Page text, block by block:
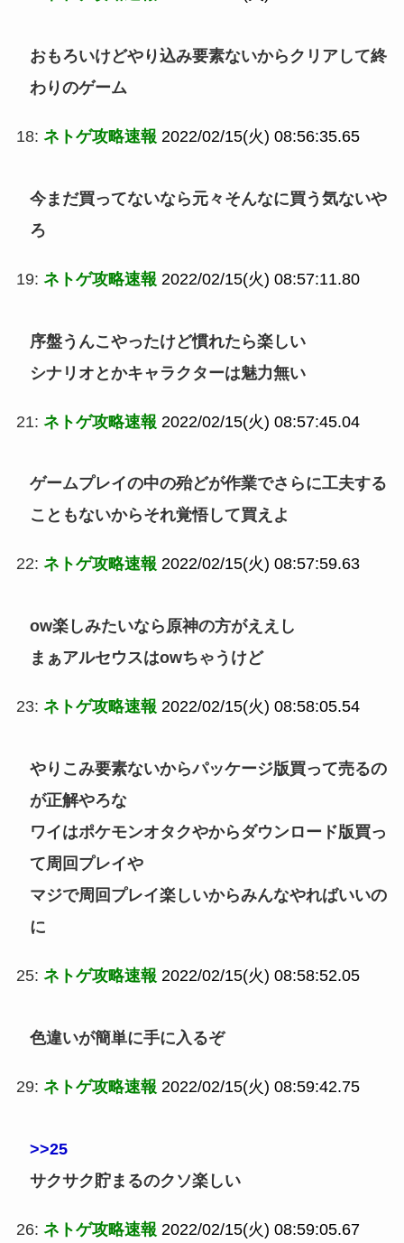
おもろいけどやり込み要素ないからクリアして終
わりのゲーム
18: ネトゲ攻略速報 2022/02/15(火) 08:56:35.65
今まだ買ってないなら元々そんなに買う気ないや
ろ
19: ネトゲ攻略速報 2022/02/15(火) 08:57:11.80
序盤うんこやったけど慣れたら楽しい
シナリオとかキャラクターは魅力無い
21: ネトゲ攻略速報 2022/02/15(火) 08:57:45.04
ゲームプレイの中の殆どが作業でさらに工夫する
こともないからそれ覚悟して買えよ
22: ネトゲ攻略速報 2022/02/15(火) 08:57:59.63
ow楽しみたいなら原神の方がええし
まぁアルセウスはowちゃうけど
23: ネトゲ攻略速報 2022/02/15(火) 08:58:05.54
やりこみ要素ないからパッケージ版買って売るの
が正解やろな
ワイはポケモンオタクやからダウンロード版買っ
て周回プレイや
マジで周回プレイ楽しいからみんなやればいいの
に
25: ネトゲ攻略速報 2022/02/15(火) 08:58:52.05
色違いが簡単に手に入るぞ
29: ネトゲ攻略速報 2022/02/15(火) 08:59:42.75
>>25
サクサク貯まるのクソ楽しい
26: ネトゲ攻略速報 2022/02/15(火) 08:59:05.67